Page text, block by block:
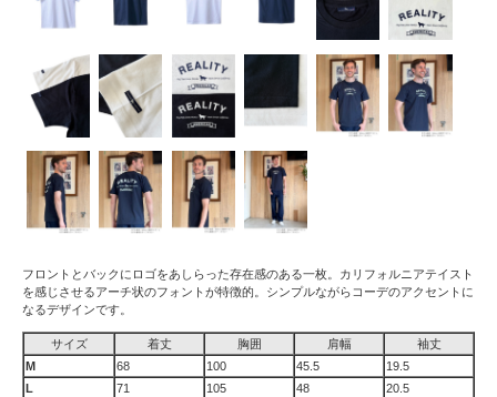
フロントとバックにロゴをあしらった存在感のある一枚。カリフォルニアテイスト
を感じさせるアーチ状のフォントが特徴的。シンプルながらコーデのアクセントに
なるデザインです。
サイズ 着丈 胸囲 肩幅
袖丈
M
68 100 45.5
19.5
L
71 105 48
20.5